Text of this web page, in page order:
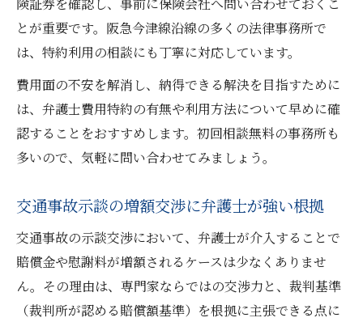
とが重要です。阪急今津線沿線の多くの法律事務所で
は、特約利用の相談にも丁寧に対応しています。
費用面の不安を解消し、納得できる解決を目指すために
は、弁護士費用特約の有無や利用方法について早めに確
認することをおすすめします。初回相談無料の事務所も
多いので、気軽に問い合わせてみましょう。
交通事故示談の増額交渉に弁護士が強い根拠
交通事故の示談交渉において、弁護士が介入することで
賠償金や慰謝料が増額されるケースは少なくありませ
ん。その理由は、専門家ならではの交渉力と、裁判基準
（裁判所が認める賠償額基準）を根拠に主張できる点に